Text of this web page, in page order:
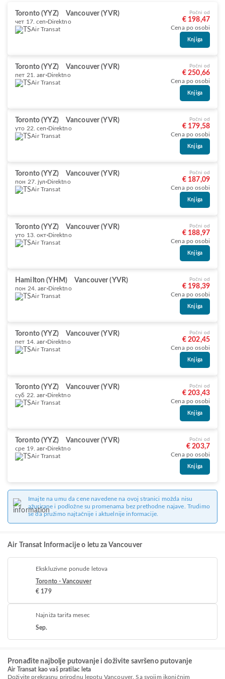
Toronto (YYZ) Vancouver (YVR)
чет 17. сеп Direktno
Air Transat
Počni od
€ 198,47
Cena po osobi
Knjiga
Toronto (YYZ) Vancouver (YVR)
пет 21. авг Direktno
Air Transat
Počni od
€ 250,66
Cena po osobi
Knjiga
Toronto (YYZ) Vancouver (YVR)
уто 22. сеп Direktno
Air Transat
Počni od
€ 179,58
Cena po osobi
Knjiga
Toronto (YYZ) Vancouver (YVR)
пон 27. јул Direktno
Air Transat
Počni od
€ 187,09
Cena po osobi
Knjiga
Toronto (YYZ) Vancouver (YVR)
уто 13. окт Direktno
Air Transat
Počni od
€ 188,97
Cena po osobi
Knjiga
Hamilton (YHM) Vancouver (YVR)
пон 24. авг Direktno
Air Transat
Počni od
€ 198,39
Cena po osobi
Knjiga
Toronto (YYZ) Vancouver (YVR)
пет 14. авг Direktno
Air Transat
Počni od
€ 202,45
Cena po osobi
Knjiga
Toronto (YYZ) Vancouver (YVR)
суб 22. авг Direktno
Air Transat
Počni od
€ 203,43
Cena po osobi
Knjiga
Toronto (YYZ) Vancouver (YVR)
сре 19. авг Direktno
Air Transat
Počni od
€ 203,7
Cena po osobi
Knjiga
Imajte na umu da cene navedene na ovoj stranici možda nisu
ažurirane i podložne su promenama bez prethodne najave. Trudimo
se da pružimo najtačnije i aktuelnije informacije.
Air Transat Informacije o letu za Vancouver
Ekskluzivne ponude letova
Toronto - Vancouver
€ 179
Najniža tarifa mesec
Sep.
Pronađite najbolje putovanje i doživite savršeno putovanje
Air Transat kao vaš pratilac leta
Doživite prekrasnu prirodnu lepotu Vancouver. Sa svojim ikoničnim